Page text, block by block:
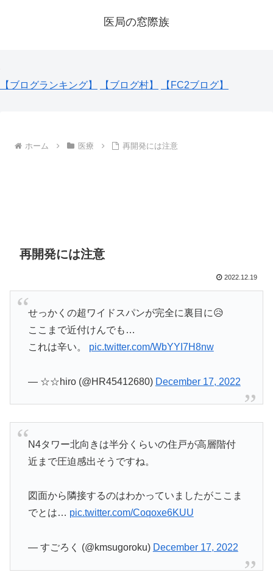
医局の窓際族
【ブログランキング】 【ブログ村】 【FC2ブログ】
ホーム 医療 再開発には注意
再開発には注意
2022.12.19
せっかくの超ワイドスパンが完全に裏目に😥
ここまで近付けんでも…
これは辛い。 pic.twitter.com/WbYYI7H8nw
— ☆☆hiro (@HR45412680) December 17, 2022
N4タワー北向きは半分くらいの住戸が高層階付
近まで圧迫感出そうですね。
図面から隣接するのはわかっていましたがここま
でとは… pic.twitter.com/Coqoxe6KUU
— すごろく (@kmsugoroku) December 17, 2022